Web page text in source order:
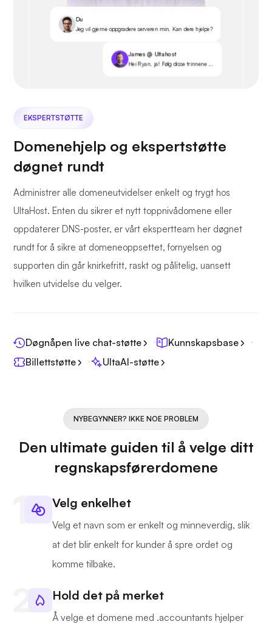
Du
Jeg vil gjerne oppgradere serveren min. Kan dere hjelpe?
James @ Ultahost
Hei Ryan, ja! Følg disse trinnene ...
EKSPERTSTØTTE
Domenehjelp og ekspertstøtte
døgnet rundt
Administrer alle domeneutvidelser enkelt og trygt hos
UltaHost. Enten du sikrer et nytt toppnivådomene eller
oppdaterer DNS-poster, er vårt ekspertteam her døgnet
rundt for å sikre at domeneoppsettet, fornyelsen og
supporten din går knirkefritt, raskt og pålitelig, uansett
hvilken utvidelse du velger.
Døgnåpen live chat-støtte
Kunnskapsbase
Billettstøtte
UltaAI-støtte
NYBEGYNNER? IKKE NOE PROBLEM
Den ultimate guiden til å velge ditt
regnskapsførerdomene
Velg enkelhet
Velg et navn som er enkelt og minneverdig, slik
at det blir enkelt for kunder å spre ordet og
komme tilbake.
Hold det på merket
Å velge et domene med .accountants hjelper